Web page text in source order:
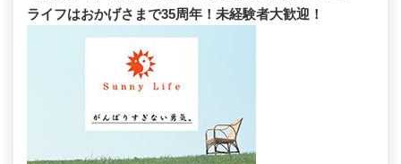
ライフはおかげさまで35周年！未経験者大歓迎！